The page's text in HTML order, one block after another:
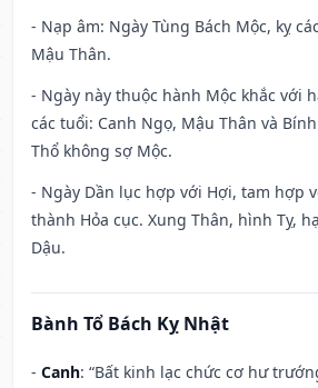
- Nạp âm: Ngày Tùng Bách Mộc, kỵ
Mậu Thân.
- Ngày này thuộc hành Mộc khắc với
các tuổi: Canh Ngọ, Mậu Thân và
Thổ không sợ Mộc.
- Ngày Dần lục hợp với Hợi, tam hợp
thành Hỏa cục. Xung Thân, hình Tỵ,
Dậu.
Bành Tổ Bách Kỵ Nhật
- Canh: “Bất kinh lạc chức cơ hư